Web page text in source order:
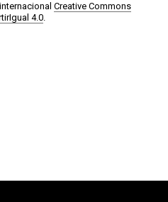
Creative Commons
4.0.